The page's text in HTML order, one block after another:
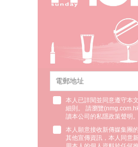
本人已詳閱並同意遵守本
細則。 請瀏覽(
讀本公司的私隱政策聲明。
本人願意接收新傳媒集團
其他宣傳資訊，本人同意